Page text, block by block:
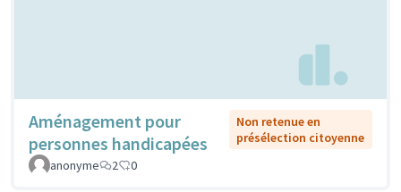
Aménagement pour
personnes handicapées
Non retenue en
présélection citoyenne
anonyme
2 0